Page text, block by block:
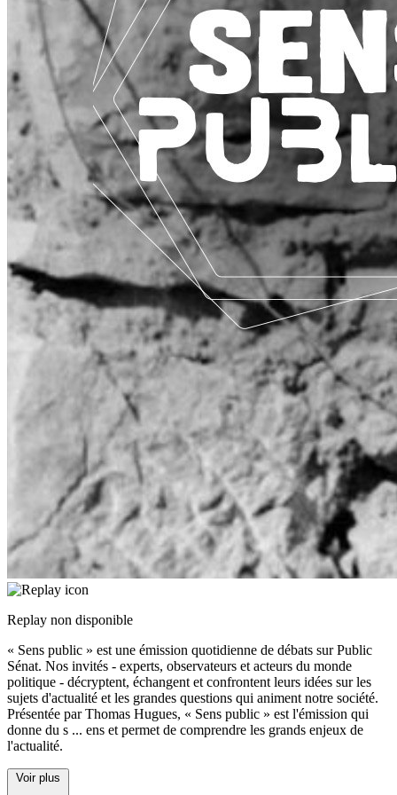
Replay non disponible
« Sens public » est une émission quotidienne de débats sur Public
Sénat. Nos invités - experts, observateurs et acteurs du monde
politique - décryptent, échangent et confrontent leurs idées sur les
sujets d'actualité et les grandes questions qui animent notre société.
Présentée par Thomas Hugues, « Sens public » est l'émission qui
donne du s ... ens et permet de comprendre les grands enjeux de
l'actualité.
Voir plus